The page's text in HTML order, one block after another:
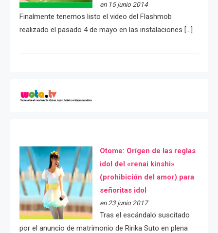
en 15 junio 2014
Finalmente tenemos listo el video del Flashmob
realizado el pasado 4 de mayo en las instalaciones […]
Otome: Orígen de las reglas
idol del «renai kinshi»
(prohibición del amor) para
señoritas idol
en 23 junio 2017
Tras el escándalo suscitado
por el anuncio de matrimonio de Ririka Suto en plena